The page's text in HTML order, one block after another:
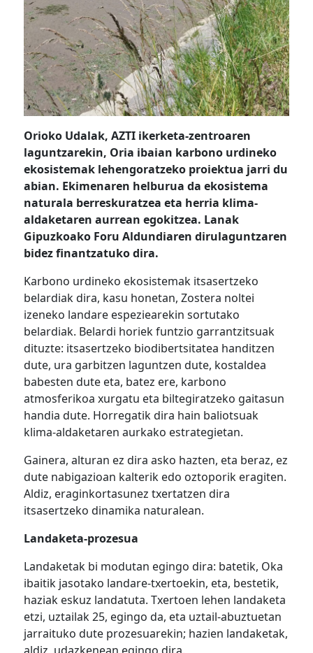
Orioko Udalak,AZTI ikerketa-zentroaren
laguntzarekin, Oria ibaian karbono urdineko
ekosistemak lehengoratzeko proiektua jarri du
abian. Ekimenaren helburua da ekosistema
naturala berreskuratzea eta herria klima-
aldaketaren aurrean egokitzea. Lanak
Gipuzkoako Foru Aldundiaren dirulaguntzaren
bidez finantzatukodira.
Karbono urdineko ekosistemak itsasertzeko
belardiak dira, kasu honetan, Zostera noltei
izeneko landare espeziearekin sortutako
belardiak. Belardi horiek funtzio garrantzitsuak
dituzte: itsasertzeko biodibertsitatea handitzen
dute, ura garbitzen laguntzen dute, kostaldea
babesten dute eta, batez ere, karbono
atmosferikoa xurgatu eta biltegiratzeko gaitasun
handia dute. Horregatik dira hain baliotsuak
klima-aldaketaren aurkako estrategietan.
Gainera, alturan ez dira asko hazten, eta beraz, ez
dute nabigazioan kalterik edo oztoporik eragiten.
Aldiz, eraginkortasunez txertatzen dira
itsasertzeko dinamika naturalean.
Landaketa-prozesua
Landaketak bi modutan egingo dira: batetik, Oka
ibaitik jasotako landare-txertoekin, eta, bestetik,
haziak eskuz landatuta. Txertoen lehen landaketa
etzi, uztailak25, egingo da, eta uztail-abuztuetan
jarraituko dute prozesuarekin; hazien landaketak,